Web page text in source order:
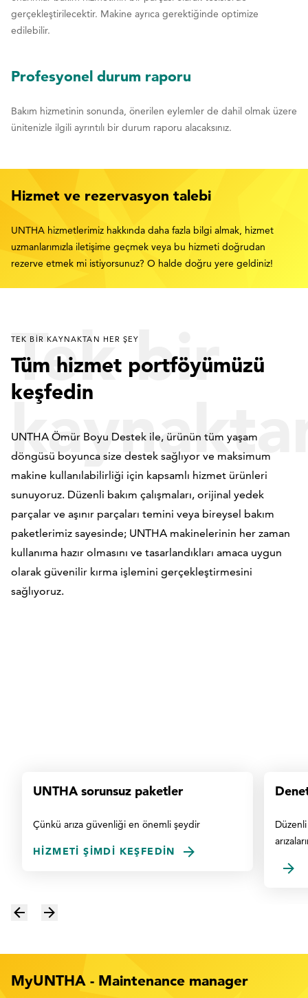
gerçekleştirilecektir. Makine ayrıca gerektiğinde optimize
edilebilir.
Profesyonel durum raporu
Bakım hizmetinin sonunda, önerilen eylemler de dahil olmak üzere
ünitenizle ilgili ayrıntılı bir durum raporu alacaksınız.
Hizmet ve rezervasyon talebi
UNTHA hizmetlerimiz hakkında daha fazla bilgi almak, hizmet
uzmanlarımızla iletişime geçmek veya bu hizmeti doğrudan
rezerve etmek mi istiyorsunuz? O halde doğru yere geldiniz!
Tek bir
her şey
TEK BIR KAYNAKTAN HER ŞEY
Tüm hizmet portföyümüzü
keşfedin
UNTHA Ömür Boyu Destek ile, ürünün tüm yaşam
döngüsü boyunca size destek sağlıyor ve maksimum
makine kullanılabilirliği için kapsamlı hizmet ürünleri
sunuyoruz. Düzenli bakım çalışmaları, orijinal yedek
parçalar ve aşınır parçaları temini veya bireysel bakım
paketlerimiz sayesinde; UNTHA makinelerinin her zaman
kullanıma hazır olmasını ve tasarlandıkları amaca uygun
olarak güvenilir kırma işlemini gerçekleştirmesini
sağlıyoruz.
UNTHA sorunsuz paketler
Çünkü arıza güvenliği en önemli şeydir
HIZMETI ŞIMDI KEŞFEDIN
MyUNTHA - Maintenance manager